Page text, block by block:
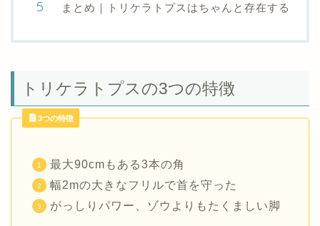
まとめ｜トリケラトプスはちゃんと存在する
トリケラトプスの3つの特徴
3つの特徴
最大90cmもある3本の角
幅2mの大きなフリルで首を守った
がっしりパワー、ゾウよりもたくましい脚